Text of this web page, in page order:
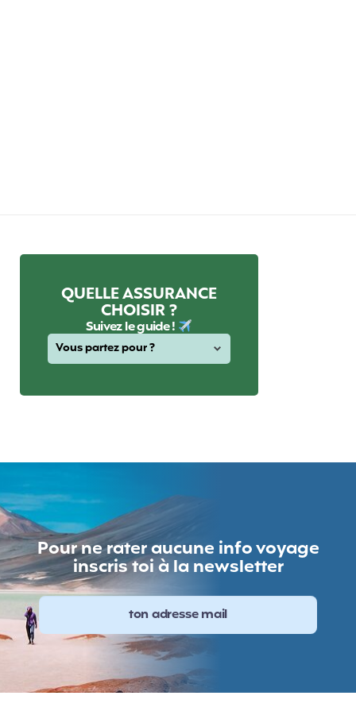
QUELLE ASSURANCE
CHOISIR ?
Suivez le guide !
Pour ne rater aucune info voyage
inscris toi à la newsletter